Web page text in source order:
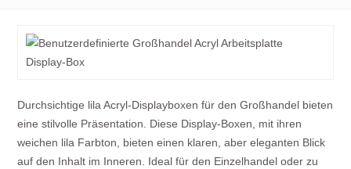
Durchsichtige lila Acryl-Displayboxen für den Großhandel bieten
eine stilvolle Präsentation. Diese Display-Boxen, mit ihren
weichen lila Farbton, bieten einen klaren, aber eleganten Blick
auf den Inhalt im Inneren. Ideal für den Einzelhandel oder zu